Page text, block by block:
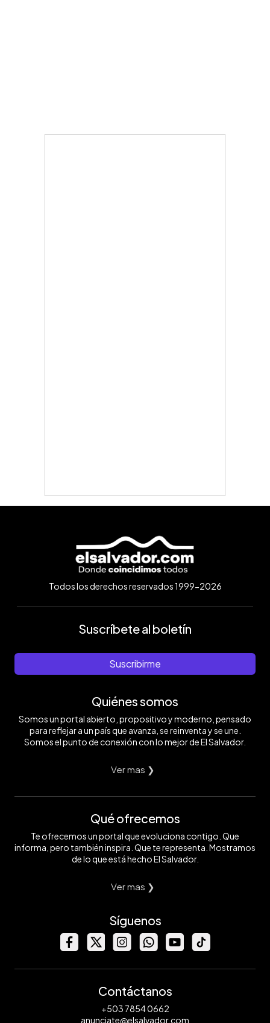
Todos los derechos reservados 1999-2026
Suscríbete al boletín
Suscribirme
Quiénes somos
Somos un portal abierto, propositivo y moderno, pensado
para reflejar a un país que avanza, se reinventa y se une.
Somos el punto de conexión con lo mejor de El Salvador.
Ver mas ❯
Qué ofrecemos
Te ofrecemos un portal que evoluciona contigo. Que
informa, pero también inspira. Que te representa. Mostramos
de lo que está hecho El Salvador.
Ver mas ❯
Síguenos
Contáctanos
+503 7854 0662
anunciate@elsalvador.com